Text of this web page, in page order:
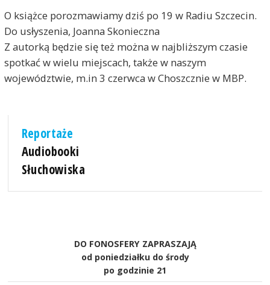
O książce porozmawiamy dziś po 19 w Radiu Szczecin.
Do usłyszenia, Joanna Skonieczna
Z autorką będzie się też można w najbliższym czasie
spotkać w wielu miejscach, także w naszym
województwie, m.in 3 czerwca w Choszcznie w MBP.
Reportaże
Audiobooki
Słuchowiska
DO FONOSFERY ZAPRASZAJĄ
od poniedziałku do środy
po godzinie 21